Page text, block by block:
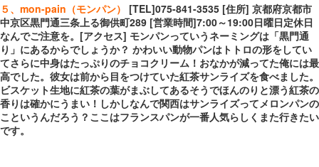
５、mon-pain（モンパン）
[TEL]075-841-3535 [住所] 京都府京都市
中京区黒門通三条上る御供町289 [営業時間]7:00～19:00日曜日定休日
なんでご注意を。[アクセス] モンパンっていうネーミングは「黒門通
り」にあるからでしょうか？ かわいい動物パンはトトロの形をしてい
てさらに中身はたっぷりのチョコクリーム！おなかが減ってた俺には最
高でした。彼女は前から目をつけていた紅茶サンライズを食べました。
ビスケット生地に紅茶の葉がまぶしてあるそうでほんのりと漂う紅茶の
香りは確かにうまい！しかしなんで関西はサンライズってメロンパンの
こというんだろう？ここはフランスパンが一番人気らしくまた行きたい
です。